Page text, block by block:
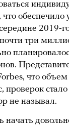
обеспечило
2019-
почти три
что
проверок
не называл.
начать